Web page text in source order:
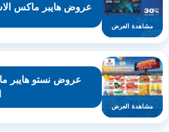
مشاهدة العرض
عروض هايبر ماكس الاسبوعية
مشاهدة العرض